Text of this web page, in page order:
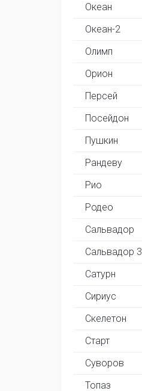
Океан
Океан-2
Олимп
Орион
Персей
Посейдон
Пушкин
Рандеву
Рио
Родео
Сальвадор
Сальвадор 3
Сатурн
Сириус
Скелетон
Старт
Суворов
Топаз